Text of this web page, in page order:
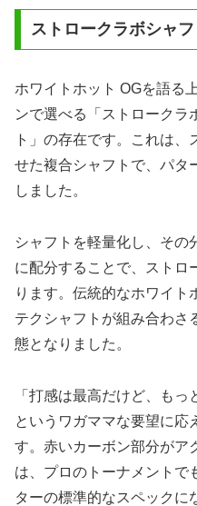
ストロークラボシャ
ホワイトホット OGを語る
ンで選べる「ストロークラ
ト」の存在です。これは
せた複合シャフトで、パタ
しました。
シャフトを軽量化し、その
に配分することで、ストロ
ります。伝統的なホワイト
テクシャフトが組み合わさ
態となりました。
「打感は最高だけど、もっ
というワガママな要望に応
す。赤いカーボン部分がア
は、プロのトーナメントで
ターの標準的なスペックに